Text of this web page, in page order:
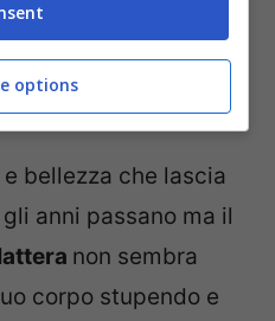
da Instagram)
bellezza che lascia
anni passano ma il
non sembra
corpo stupendo e
options